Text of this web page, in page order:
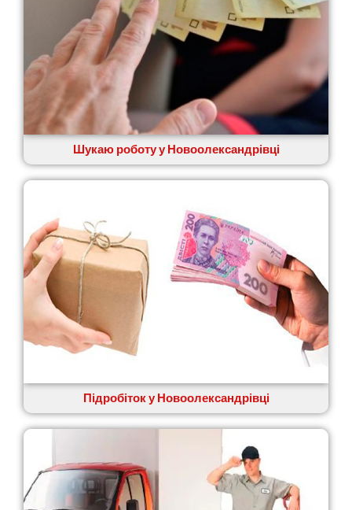
Світловодськ
Святопетрівське
Тальне
Тарасівка
Тернопіль
Тернівка
Трускавець
Тульчин
Українка
Умань
Васильків
Великі Лази
Великий Омеляник
Верхнедніпровськ
Вільнянськ
Вінниця
Винники
Вишенки
Віта-Поштова
Вовчинець
Вознесенськ
Яготин
Южне
Южноукраїнськ
Шукаю роботу у Новоолександрівці
Підробіток у Новоолександрівці